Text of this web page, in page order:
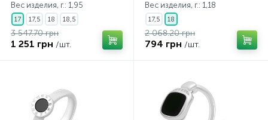
Вес изделия, г.: 1,95
17 17,5 18 18,5
3 547.70 грн
1 251 грн /шт.
Вес изделия, г.: 1,18
17,5 18
2 068.20 грн
794 грн /шт.